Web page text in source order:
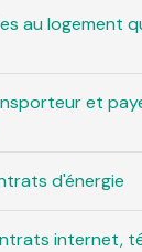
au logement
et
d'énergie
internet,